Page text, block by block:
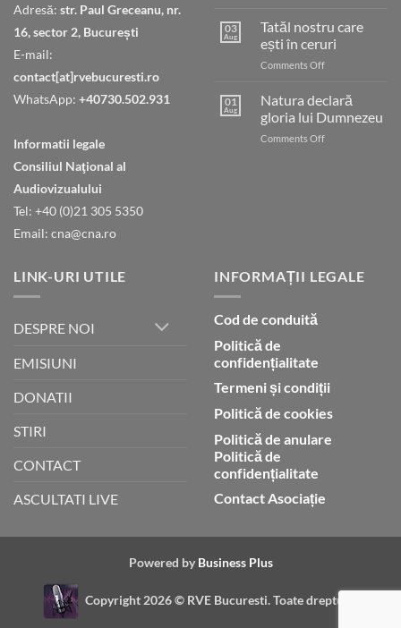
Adresă: str. Paul Greceanu, nr.
16, sector 2, București
E-mail:
contact[at]rvebucuresti.ro
WhatsApp: +40730.502.931
Informatii legale
Consiliul Naţional al
Audiovizualului
Tel: +40 (0)21 305 5350
Email: cna@cna.ro
03
Aug
Tatăl nostru care
ești în ceruri
Comments Offon
nostru
care
ești
în
01
Aug
Natura declară
gloria lui Dumnezeu
Comments Offon
LINK-URI UTILE
DESPRE NOI
EMISIUNI
DONATII
STIRI
CONTACT
ASCULTATI LIVE
INFORMAȚII LEGALE
Cod de conduită
Politică de
confidențialitate
Termeni și condiții
Politică de cookies
Politică de anulare
Politică de
confidențialitate
Contact Asociație
Powered by Business Plus
Copyright 2026 © RVE Bucuresti. Toate drepturile